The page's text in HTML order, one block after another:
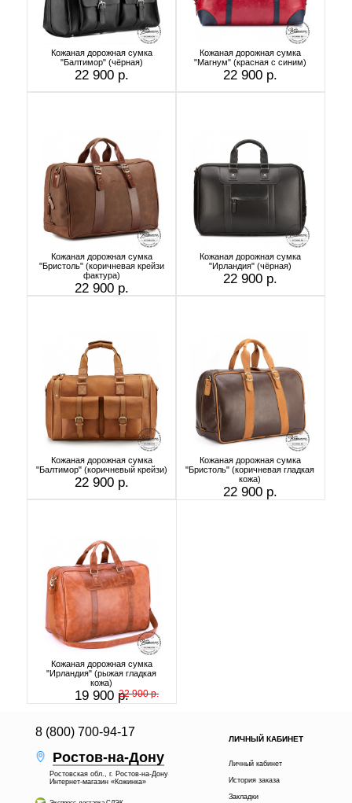
Кожаная дорожная сумка
"Балтимор" (чёрная)
22 900 р.
Кожаная дорожная сумка
"Магнум" (красная с синим)
22 900 р.
Кожаная дорожная сумка
"Бристоль" (коричневая крейзи
фактура)
22 900 р.
Кожаная дорожная сумка
"Ирландия" (чёрная)
22 900 р.
Кожаная дорожная сумка
"Балтимор" (коричневый крейзи)
22 900 р.
Кожаная дорожная сумка
"Бристоль" (коричневая гладкая
кожа)
22 900 р.
Кожаная дорожная сумка
"Ирландия" (рыжая гладкая
кожа)
19 900 р.22 900 р.
8 (800) 700-94-17
Ростов-на-Дону
Ростовская обл., г. Ростов-на-Дону
Интернет-магазин «Кожинка»
ЛИЧНЫЙ КАБИНЕТ
Личный кабинет
История заказа
Закладки